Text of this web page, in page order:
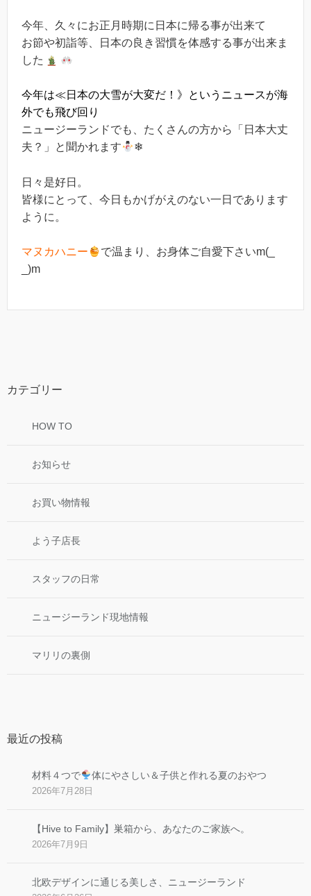
今年、久々にお正月時期に日本に帰る事が出来て
お節や初詣等、日本の良き習慣を体感する事が出来ま
した
今年は≪日本の大雪が大変だ！》というニュースが海
外でも飛び回り
ニュージーランドでも、たくさんの方から「日本大丈
夫？」と聞かれます
❄
日々是好日。
皆様にとって、今日もかげがえのない一日であります
ように。
マヌカハニー
で温まり、お身体ご自愛下さいm(_
_)m
カテゴリー
HOW TO
お知らせ
お買い物情報
よう子店長
スタッフの日常
ニュージーランド現地情報
マリリの裏側
最近の投稿
材料４つで 体にやさしい＆子供と作れる夏のおやつ
2026年7月28日
【Hive to Family】巣箱から、あなたのご家族へ。
2026年7月9日
北欧デザインに通じる美しさ、ニュージーランド